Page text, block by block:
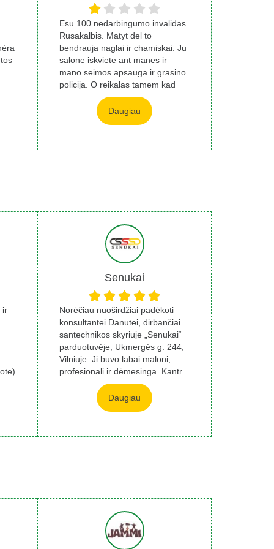
Esu 100 nedarbingumo invalidas.
Rusakalbis. Matyt del to
bendrauja naglai ir chamiskai. Ju
salone iskviete ant manes ir
mano seimos apsauga ir grasino
policija. O reikalas tamem kad
Daugiau
ir
Senukai
Norėčiau nuoširdžiai padėkoti
konsultantei Danutei, dirbančiai
santechnikos skyriuje „Senukai“
parduotuvėje, Ukmergės g. 244,
Vilniuje. Ji buvo labai maloni,
profesionali ir dėmesinga. Kantr...
Daugiau